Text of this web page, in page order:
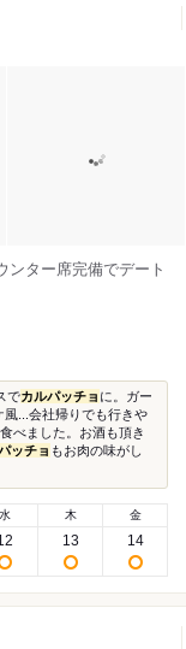
ンター席完備でデート
でカルパッチョ に。ガー
...会社帰りでも行きや
べました。お酒も頂き
ッチョ もお肉の味がし
水 木
13
金
14